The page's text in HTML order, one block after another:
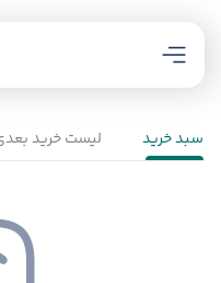
سبد خرید لیست خرید